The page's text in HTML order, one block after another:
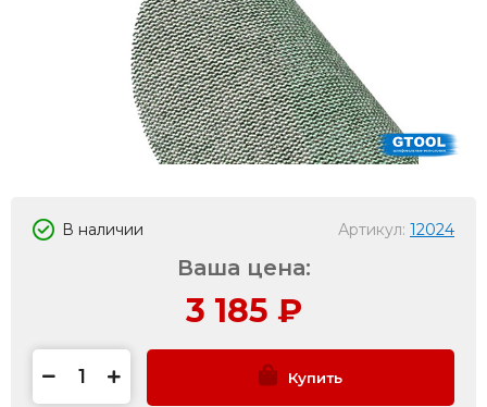
В наличии Артикул: 12024
Ваша цена:
3 185 ₽
Купить